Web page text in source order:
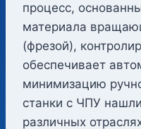
процесс,
материала
(фрезой),
обеспечивает
минимизацию
станки с ЧПУ
различных